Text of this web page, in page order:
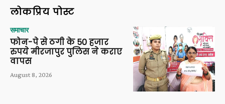
लोकप्रिय पोस्ट
समाचार
फोन-पे से ठगी के 50 हजार
रुपये मीरजापुर पुलिस ने कराए
वापस
August 8, 2026